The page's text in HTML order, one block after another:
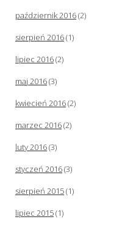
październik 2016(2)
sierpień 2016(1)
lipiec 2016(2)
maj 2016(3)
kwiecień 2016(2)
marzec 2016(2)
luty 2016(3)
styczeń 2016(3)
sierpień 2015(1)
lipiec 2015(1)